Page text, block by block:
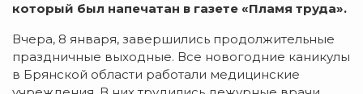
который был напечатан в газете «Пламя труда».
Вчера, 8 января, завершились продолжительные
праздничные выходные. Все новогодние каникулы
в Брянской области работали медицинские